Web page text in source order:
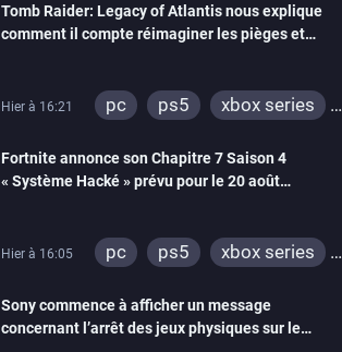
Tomb Raider: Legacy of Atlantis nous explique
comment il compte réimaginer les pièges et
Hier à 16:21 pc ps5
xbox series
Fortnite annonce son Chapitre 7 Saison 4
« Système Hacké » prévu pour le 20 août
Hier à 16:05 pc ps5
xbox series
ps4
xbox one
switch 2
Sony commence à afficher un message
concernant l’arrêt des jeux physiques sur le